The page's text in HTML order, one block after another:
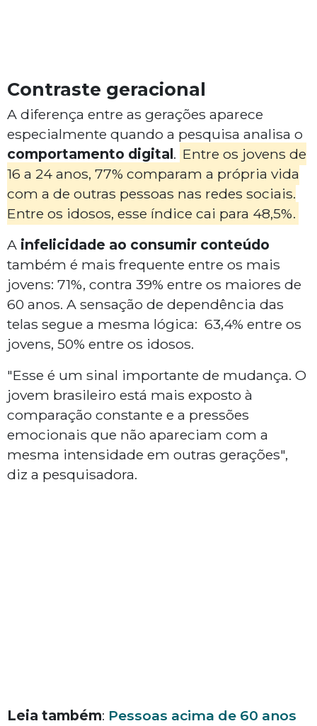
Contraste geracional
A diferença entre as gerações aparece
especialmente quando a pesquisa analisa o
comportamento digital. Entre os jovens de
16 a 24 anos, 77% comparam a própria vida
com a de outras pessoas nas redes sociais.
Entre os idosos, esse índice cai para 48,5%.
A infelicidade ao consumir conteúdo
também é mais frequente entre os mais
jovens: 71%, contra 39% entre os maiores de
60 anos. A sensação de dependência das
telas segue a mesma lógica: 63,4% entre os
jovens, 50% entre os idosos.
"Esse é um sinal importante de mudança. O
jovem brasileiro está mais exposto à
comparação constante e a pressões
emocionais que não apareciam com a
mesma intensidade em outras gerações",
diz a pesquisadora.
Leia também: Pessoas acima de 60 anos